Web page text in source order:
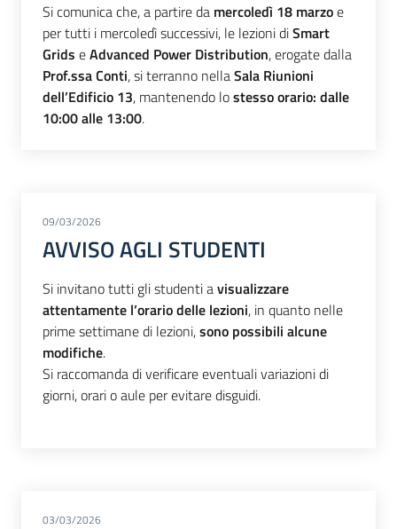
Si comunica che, a partire da mercoledì 18 marzoe
per tutti i mercoledì successivi, le lezioni diSmart
Grids eAdvanced Power Distribution, erogate dalla
Prof.ssa Conti, si terranno nellaSala Riunioni
dell’Edificio 13, mantenendo lostesso orario: dalle
10:00 alle 13:00.
09/03/2026
AVVISO AGLI STUDENTI
Si invitano tutti gli studenti avisualizzare
attentamente l’orario delle lezioni, in quanto nelle
prime settimane di lezioni,sono possibili alcune
modifiche.
Si raccomanda di verificare eventuali variazioni di
giorni, orari o aule per evitare disguidi.
03/03/2026